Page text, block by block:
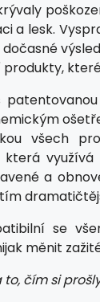
a lesk.
všech
využívá
a
se
měnit
to, čím si